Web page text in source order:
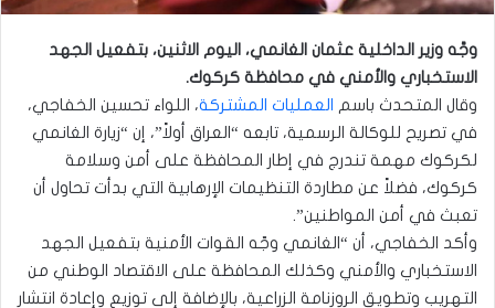
وجَّه وزير الداخلية عثمان الغانمي، اليوم الاثنين، بتفعيل الجهد
الاستخباري والأمني في محافظة كركوك.
وقال المتحدث باسم
العمليات المشتركة، اللواء تحسين الخفاجي،
في تصريح للوكالة الرسمية، تابعه “العراق أولاً”، إن “زيارة الغانمي
لكركوك مهمة تندرج في إطار المحافظة على أمن وسلامة
كركوك، فضلاً عن مطاردة التنظيمات الإرهابية التي بدأت تحاول أن
تعبث في أمن المواطنين”.
وأكد الخفاجي، أن “الغانمي وجّه القوات الأمنية بتفعيل الجهد
الاستخباري والأمني وكذلك المحافظة على الاقتصاد الوطني من
التهريب وتطويق الروزنامة الزراعية، بالإضافة إلى توزيع وإعادة انتشار